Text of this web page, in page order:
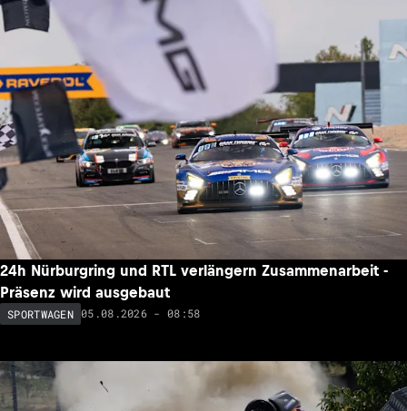
24h Nürburgring und RTL verlängern Zusammenarbeit -
Präsenz wird ausgebaut
SPORTWAGEN 05.08.2026 - 08:58